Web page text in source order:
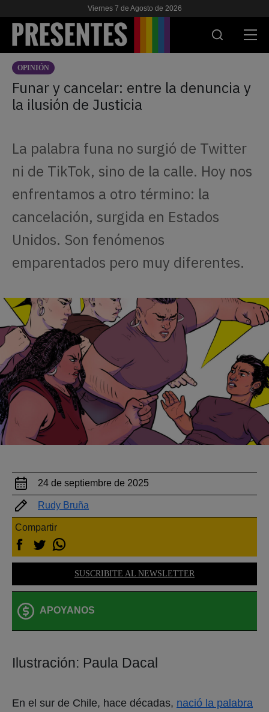
Viernes 7 de Agosto de 2026
ACTUALIDAD
INVESTIGACIONES
ESCUELA
APOYANOS
ES EN
OPINIÓN
Funar y cancelar: entre la denuncia y
la ilusión de Justicia
La palabra funa no surgió de Twitter
ni de TikTok, sino de la calle. Hoy nos
enfrentamos a otro término: la
cancelación, surgida en Estados
Unidos. Son fenómenos
emparentados pero muy diferentes.
24 de septiembre de 2025
Rudy Bruña
Compartir
SUSCRIBITE AL NEWSLETTER
APOYANOS
Ilustración: Paula Dacal
En el sur de Chile, hace décadas, nació la palabra